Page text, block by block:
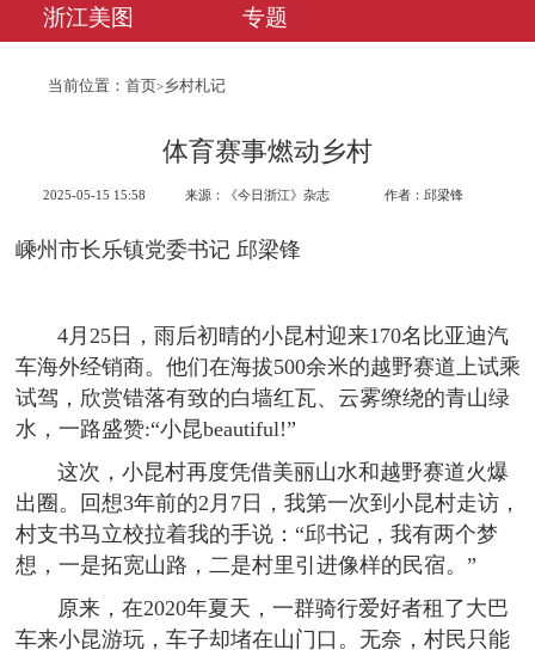
浙江美图
专题
当前位置： 首页>乡村札记
体育赛事燃动乡村
2025-05-15 15:58 来源：《今日浙江》杂志 作者：邱梁锋
嵊州市长乐镇党委书记 邱梁锋
4月25日，雨后初晴的小昆村迎来170名比亚迪汽
车海外经销商。他们在海拔500余米的越野赛道上试乘
试驾，欣赏错落有致的白墙红瓦、云雾缭绕的青山绿
水，一路盛赞:“小昆beautiful!”
这次，小昆村再度凭借美丽山水和越野赛道火爆
出圈。回想3年前的2月7日，我第一次到小昆村走访，
村支书马立校拉着我的手说：“邱书记，我有两个梦
想，一是拓宽山路，二是村里引进像样的民宿。”
原来，在2020年夏天，一群骑行爱好者租了大巴
车来小昆游玩，车子却堵在山门口。无奈，村民只能